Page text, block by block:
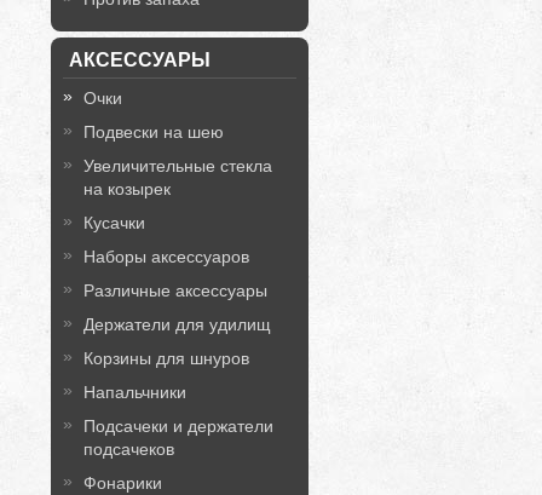
АКСЕССУАРЫ
Очки
Подвески на шею
Увеличительные стекла
на козырек
Кусачки
Наборы аксессуаров
Различные аксессуары
Держатели для удилищ
Корзины для шнуров
Напальчники
Подсачеки и держатели
подсачеков
Фонарики